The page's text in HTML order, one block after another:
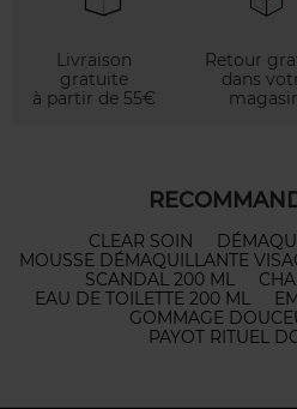
Livraison
gratuite
à partir de 55€
Retour
dans
CLEAR SOIN
MOUSSE DÉMAQUILLANTE
SCANDAL 200 ML
EAU DE TOILETTE 200 ML
GOMMAGE
PAYOT RITUEL